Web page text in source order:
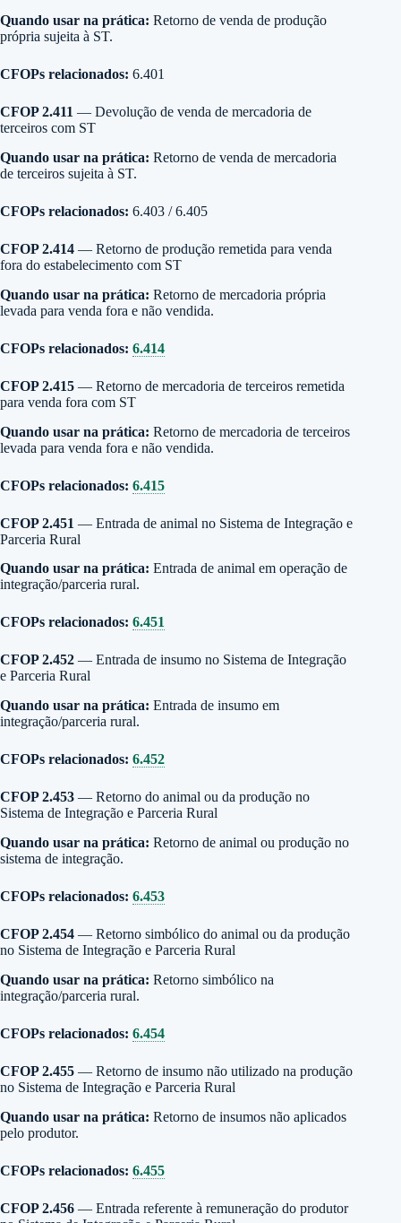
Quando usar na prática: Retorno de venda de produção
própria sujeita à ST.
CFOPs relacionados: 6.401
CFOP 2.411 — Devolução de venda de mercadoria de
terceiros com ST
Quando usar na prática: Retorno de venda de mercadoria
de terceiros sujeita à ST.
CFOPs relacionados: 6.403 / 6.405
CFOP 2.414 — Retorno de produção remetida para venda
fora do estabelecimento com ST
Quando usar na prática: Retorno de mercadoria própria
levada para venda fora e não vendida.
CFOPs relacionados: 6.414
CFOP 2.415 — Retorno de mercadoria de terceiros remetida
para venda fora com ST
Quando usar na prática: Retorno de mercadoria de terceiros
levada para venda fora e não vendida.
CFOPs relacionados: 6.415
CFOP 2.451 — Entrada de animal no Sistema de Integração e
Parceria Rural
Quando usar na prática: Entrada de animal em operação de
integração/parceria rural.
CFOPs relacionados: 6.451
CFOP 2.452 — Entrada de insumo no Sistema de Integração
e Parceria Rural
Quando usar na prática: Entrada de insumo em
integração/parceria rural.
CFOPs relacionados: 6.452
CFOP 2.453 — Retorno do animal ou da produção no
Sistema de Integração e Parceria Rural
Quando usar na prática: Retorno de animal ou produção no
sistema de integração.
CFOPs relacionados: 6.453
CFOP 2.454 — Retorno simbólico do animal ou da produção
no Sistema de Integração e Parceria Rural
Quando usar na prática: Retorno simbólico na
integração/parceria rural.
CFOPs relacionados: 6.454
CFOP 2.455 — Retorno de insumo não utilizado na produção
no Sistema de Integração e Parceria Rural
Quando usar na prática: Retorno de insumos não aplicados
pelo produtor.
CFOPs relacionados: 6.455
CFOP 2.456 — Entrada referente à remuneração do produtor